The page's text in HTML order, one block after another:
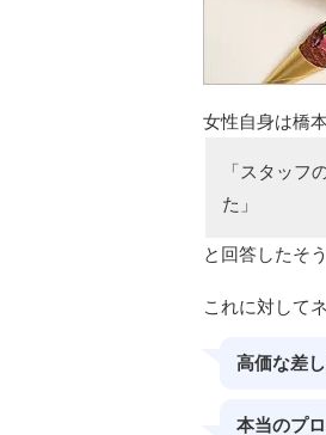
女性自身は橋
「スタッフ
た」
と回答したそ
これに対して
高価な差
本当のプ